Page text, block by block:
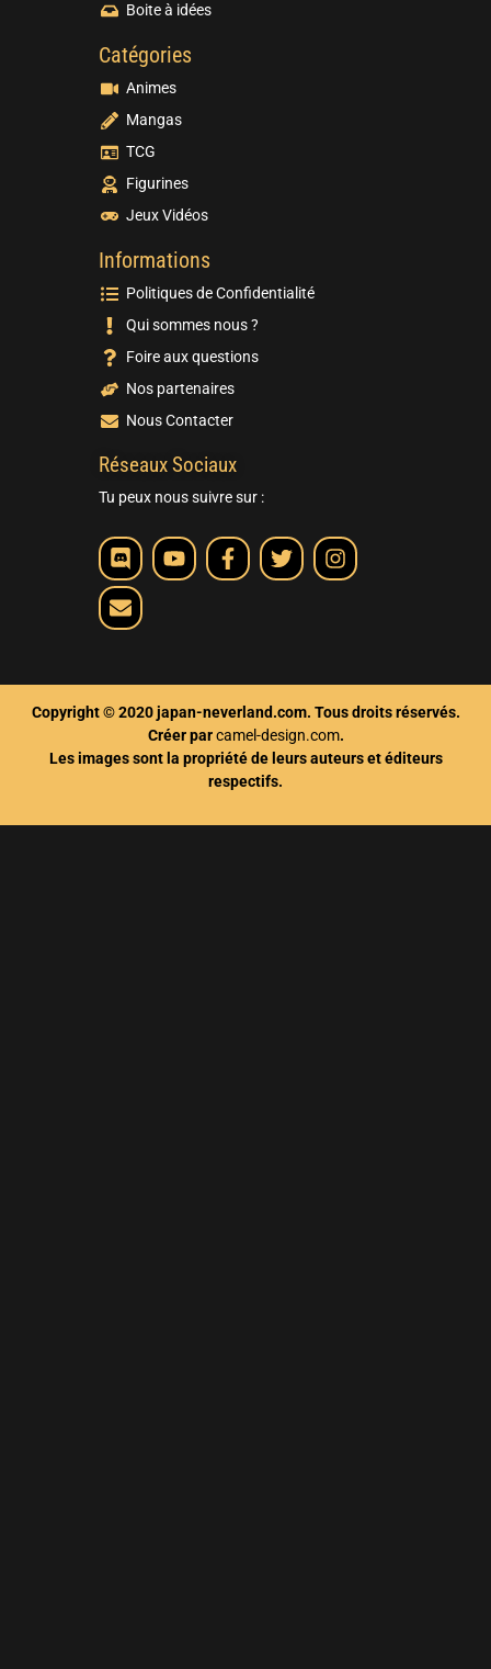
Boite à idées
Catégories
Animes
Mangas
TCG
Figurines
Jeux Vidéos
Informations
Politiques de Confidentialité
Qui sommes nous ?
Foire aux questions
Nos partenaires
Nous Contacter
Réseaux Sociaux
Tu peux nous suivre sur :
Copyright © 2020 japan-neverland.com. Tous droits réservés.
Créer parcamel-design.com.
Les images sont la propriété de leurs auteurs et éditeurs
respectifs.